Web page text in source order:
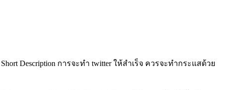
Short Description การจะทำ twitter ให้สำเร็จ ควรจะทำกระแสด้วย